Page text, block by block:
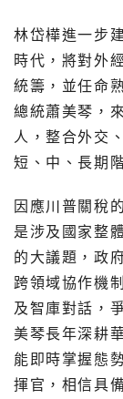
林岱樺進一步
時代，將對外
統籌，並任命
總統蕭美琴，
人，整合外交
短、中、長期
因應川普關稅
是涉及國家整
的大議題，政
跨領域協作機
及智庫對話，
美琴長年深耕
能即時掌握態
揮官，相信具